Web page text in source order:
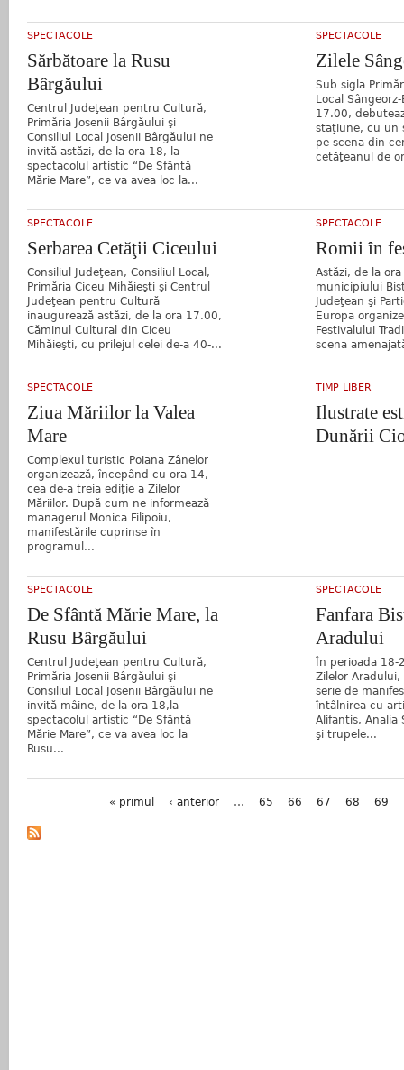
SPECTACOLE
Sărbătoare la Rusu
Bârgăului
Centrul Judeţean pentru Cultură,
Primăria Josenii Bârgăului şi
Consiliul Local Josenii Bârgăului ne
invită astăzi, de la ora 18, la
spectacolul artistic “De Sfântă
Mărie Mare”, ce va avea loc la...
SPECTACOLE
Zilele
Sub sigla
Local
17.00,
staţiune, cu un
pe scena din
cetăţeanul de
SPECTACOLE
Serbarea Cetăţii Ciceului
Consiliul Judeţean, Consiliul Local,
Primăria Ciceu Mihăieşti şi Centrul
Judeţean pentru Cultură
inaugurează astăzi, de la ora 17.00,
Căminul Cultural din Ciceu
Mihăieşti, cu prilejul celei de-a 40-...
SPECTACOLE
Romii în
Astăzi, de la
municipiului
Judeţean şi
Europa
Festivalului
scena
SPECTACOLE
Ziua Măriilor la Valea
Mare
Complexul turistic Poiana Zânelor
organizează, începând cu ora 14,
cea de-a treia ediţie a Zilelor
Măriilor. După cum ne informează
managerul Monica Filipoiu,
manifestările cuprinse în
programul...
TIMP LIBER
Ilustrate
Dunării
SPECTACOLE
De Sfântă Mărie Mare, la
Rusu Bârgăului
Centrul Judeţean pentru Cultură,
Primăria Josenii Bârgăului şi
Consiliul Local Josenii Bârgăului ne
invită mâine, de la ora 18,la
spectacolul artistic “De Sfântă
Mărie Mare”, ce va avea loc la
Rusu...
SPECTACOLE
Fanfara
Aradului
În perioada 18-
Zilelor
serie de
întâlnirea cu
Alifantis, Analia
şi trupele...
« primul ‹ anterior … 65 66 67 68 69